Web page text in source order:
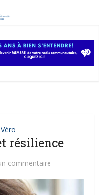
résilience
commentaire